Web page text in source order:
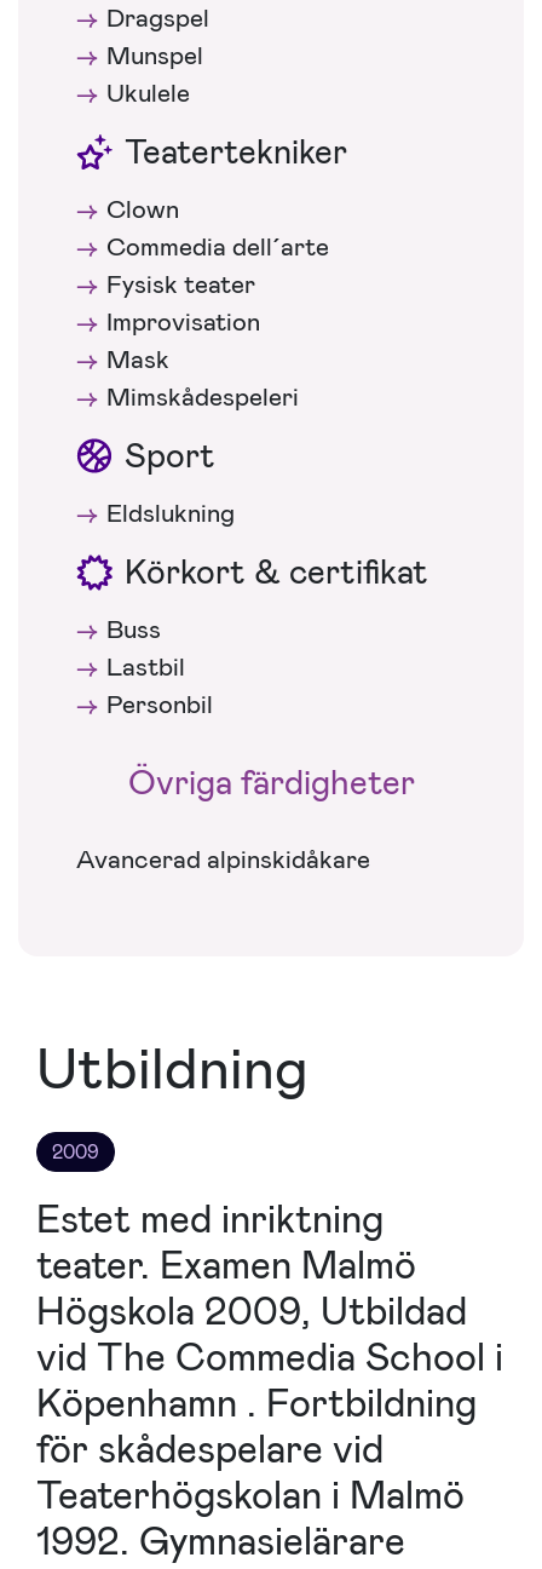
Dragspel
Munspel
Ukulele
Teatertekniker
Clown
Commedia dell´arte
Fysisk teater
Improvisation
Mask
Mimskådespeleri
Sport
Eldslukning
Körkort & certifikat
Buss
Lastbil
Personbil
Övriga färdigheter
Avancerad alpinskidåkare
Utbildning
2009
Estet med inriktning
teater. Examen Malmö
Högskola 2009, Utbildad
vid The Commedia School i
Köpenhamn . Fortbildning
för skådespelare vid
Teaterhögskolan i Malmö
1992. Gymnasielärare